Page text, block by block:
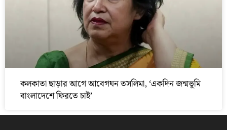
কলকাতা ছাড়ার আগে আবেগঘন তসলিমা, ‘একদিন জন্মভূমি
বাংলাদেশে ফিরতে চাই’